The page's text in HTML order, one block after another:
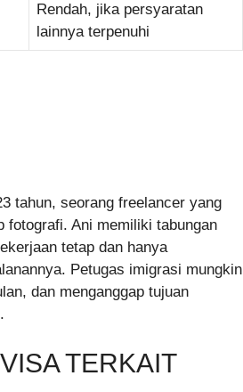
Rendah, jika persyaratan
lainnya terpenuhi
tahun, seorang freelancer yang
fotografi. Ani memiliki tabungan
tetap dan hanya
Petugas imigrasi mungkin
dan menganggap tujuan
TERKAIT